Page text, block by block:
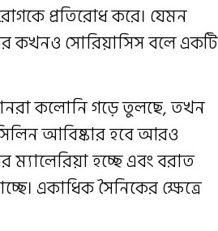
প্রতিরোধ করে। যেমন
কখনও সোরিয়াসিস বলে একটি
কলোনি গড়ে তুলছে, তখন
আবিষ্কার হবে আরও
হচ্ছে এবং বরাত
একাধিক সৈনিকের ক্ষেত্রে